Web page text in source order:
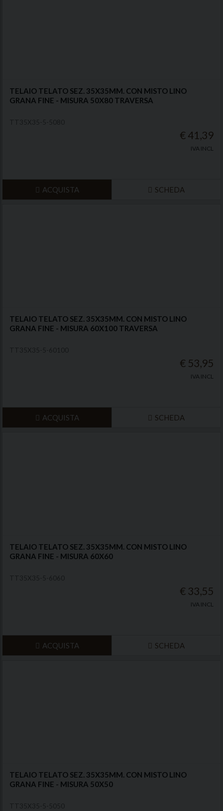
TELAIO TELATO SEZ. 35X35MM. CON MISTO LINO
GRANA FINE - MISURA 50X80 TRAVERSA
€ 41,39
IVA INCL
ACQUISTA SCHEDA
TELAIO TELATO SEZ. 35X35MM. CON MISTO LINO
GRANA FINE - MISURA 60X100 TRAVERSA
€ 53,95
IVA INCL
ACQUISTA SCHEDA
TELAIO TELATO SEZ. 35X35MM. CON MISTO LINO
GRANA FINE - MISURA 60X60
€ 33,55
IVA INCL
ACQUISTA SCHEDA
TELAIO TELATO SEZ. 35X35MM. CON MISTO LINO
GRANA FINE - MISURA 50X50